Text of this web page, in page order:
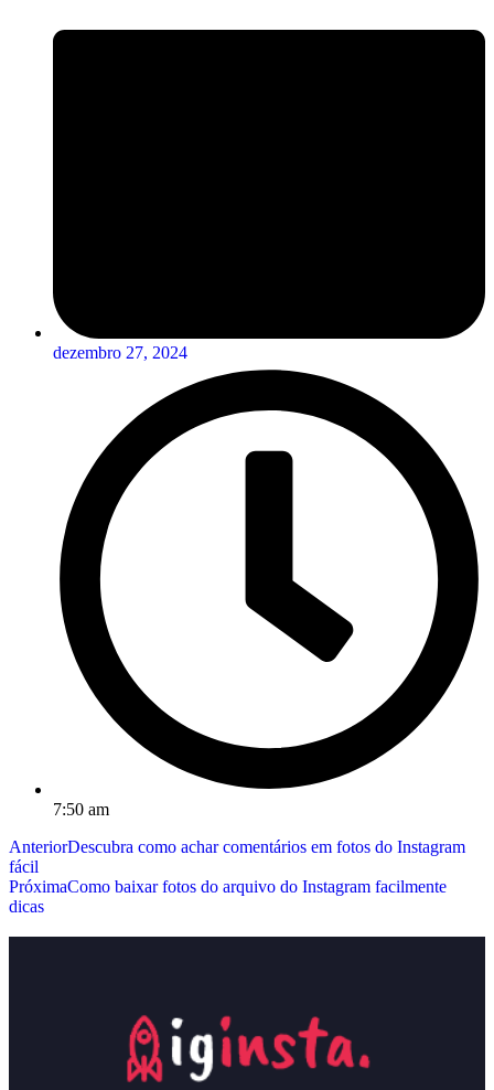
dezembro 27, 2024
7:50 am
AnteriorDescubra como achar comentários em fotos do Instagram
fácil
PróximaComo baixar fotos do arquivo do Instagram facilmente
dicas